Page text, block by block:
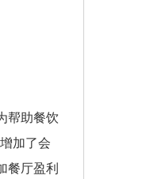
帮助餐饮
加了会
餐厅盈利